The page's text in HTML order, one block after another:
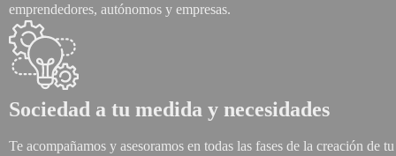
emprendedores, autónomos y empresas.
Sociedad a tu medida y necesidades
Te acompañamos y asesoramos en todas las fases de la creación de tu